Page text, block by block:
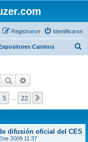
Identificarse
Registrarse
Caninos
Buscar
5 22
difusión oficial del CES
2009 11:37